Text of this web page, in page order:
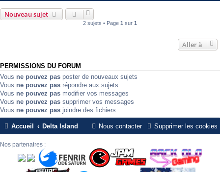
Nouveau sujet
2 sujets • Page 1 sur 1
Aller à
PERMISSIONS DU FORUM
Vous ne pouvez pas poster de nouveaux sujets
Vous ne pouvez pas répondre aux sujets
Vous ne pouvez pas modifier vos messages
Vous ne pouvez pas supprimer vos messages
Vous ne pouvez pas joindre des fichiers
Accueil Delta Island Supprimer les cookies
Nous contacter
Nos partenaires :